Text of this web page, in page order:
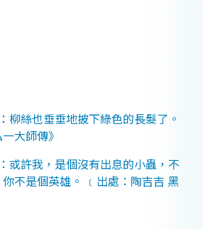
柳絲也垂垂地披下綠色的長髮了。
大師傳》
或許我，是個沒有出息的小蟲，不
不是個英雄。 ﹝出處：陶吉吉 黑